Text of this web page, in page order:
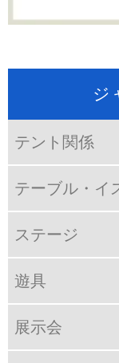
ジ
テント関係
テーブル・イ
ステージ
遊具
展示会